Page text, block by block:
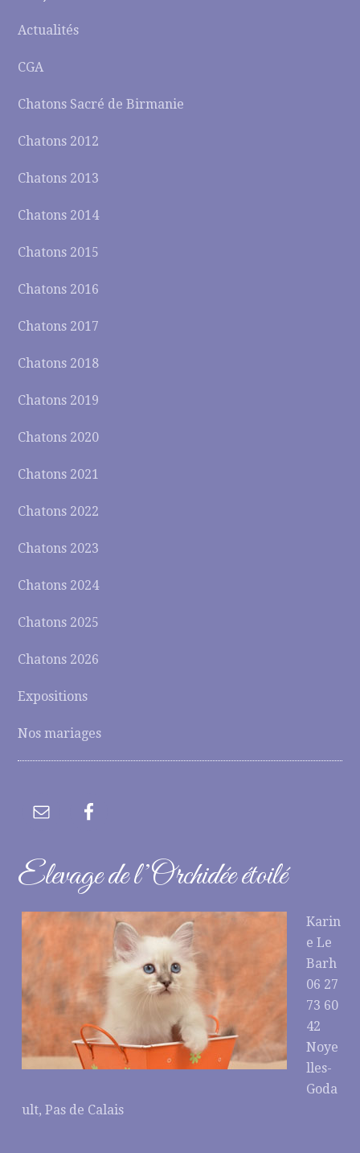
Actualités
CGA
Chatons Sacré de Birmanie
Chatons 2012
Chatons 2013
Chatons 2014
Chatons 2015
Chatons 2016
Chatons 2017
Chatons 2018
Chatons 2019
Chatons 2020
Chatons 2021
Chatons 2022
Chatons 2023
Chatons 2024
Chatons 2025
Chatons 2026
Expositions
Nos mariages
Elevage de l’Orchidée étoilé
Karin
e Le
Barh
06 27
73 60
42
Noye
lles-
Goda
ult, Pas de Calais